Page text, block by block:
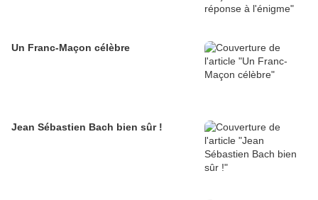
Un Franc-Maçon célèbre
Jean Sébastien Bach bien sûr !